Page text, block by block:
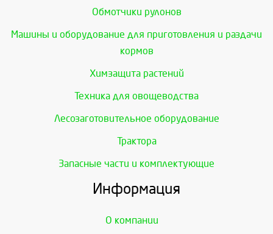
Обмотчики рулонов
Машины и оборудование для приготовления и раздачи
кормов
Химзащита растений
Техника для овощеводства
Лесозаготовительное оборудование
Трактора
Запасные части и комплектующие
Информация
О компании